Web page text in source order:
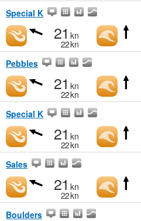
Special K
21 kn
22kn
Pebbles
21 kn
22kn
Special K
21 kn
22kn
Sales
21 kn
22kn
Boulders